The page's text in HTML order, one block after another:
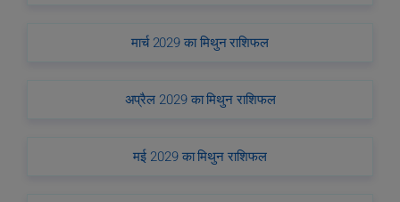
मार्च 2029 का मिथुन राशिफल
अप्रैल 2029 का मिथुन राशिफल
मई 2029 का मिथुन राशिफल